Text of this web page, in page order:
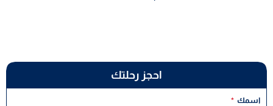
احجز رحلتك
اسمك